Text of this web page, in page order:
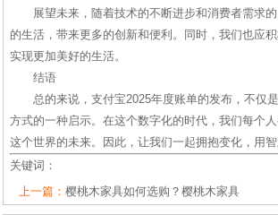
展望未来，随着技术的不断进步和消费者需求
的生活，带来更多的创新和便利。同时，我们也应
实现更加美好的生活。
结语
总的来说，支付宝2025年度账单的发布，不仅
方式的一种启示。在这个数字化的时代，我们每个
这个世界的未来。因此，让我们一起拥抱变化，用
关键词：
上一篇： 樱桃木家具如何选购？樱桃木家具